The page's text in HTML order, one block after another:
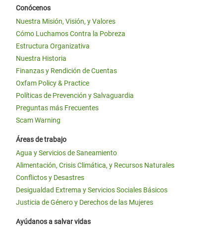
Conócenos
Nuestra Misión, Visión, y Valores
Cómo Luchamos Contra la Pobreza
Estructura Organizativa
Nuestra Historia
Finanzas y Rendición de Cuentas
Oxfam Policy & Practice
Políticas de Prevención y Salvaguardia
Preguntas más Frecuentes
Scam Warning
Áreas de trabajo
Agua y Servicios de Saneamiento
Alimentación, Crisis Climática, y Recursos Naturales
Conflictos y Desastres
Desigualdad Extrema y Servicios Sociales Básicos
Justicia de Género y Derechos de las Mujeres
Ayúdanos a salvar vidas